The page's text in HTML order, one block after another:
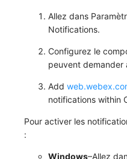
Allez dans
Notifications.
Configurez le
peuvent demander
Add
notifications within
Pour activer les
:
Windows–Allez